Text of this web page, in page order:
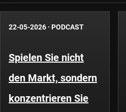
22-05-2026 · PODCAST
Spielen Sie nicht
den Markt, sondern
konzentrieren Sie